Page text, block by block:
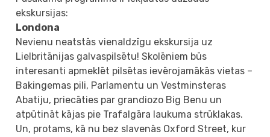
ekskursijas:
Londona
Nevienu neatstās vienaldzīgu ekskursija uz
Lielbritānijas galvaspilsētu! Skolēniem būs
interesanti apmeklēt pilsētas ievērojamākās vietas –
Bakingemas pili, Parlamentu un Vestminsteras
Abatiju, priecāties par grandiozo Big Benu un
atpūtināt kājas pie Trafalgāra laukuma strūklakas.
Un, protams, kā nu bez slavenās Oxford Street, kur